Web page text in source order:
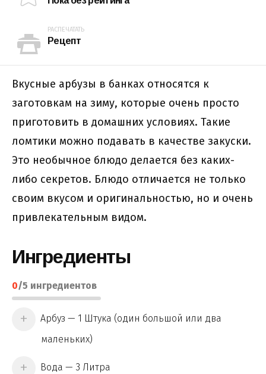
РАСПЕЧАТАТЬ
Рецепт
Вкусные арбузы в банках относятся к
заготовкам на зиму, которые очень просто
приготовить в домашних условиях. Такие
ломтики можно подавать в качестве закуски.
Это необычное блюдо делается без каких-
либо секретов. Блюдо отличается не только
своим вкусом и оригинальностью, но и очень
привлекательным видом.
Ингредиенты
0/5 ингредиентов
Арбуз — 1 Штука (один большой или два
маленьких)
Вода — 3 Литра